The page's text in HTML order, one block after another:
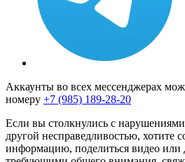
Аккаунты во всех мессенджерах
номеру +7 (985) 189-28-20
Если вы столкнулись с
другой несправедливостью, хотите
информацию, поделиться видео или